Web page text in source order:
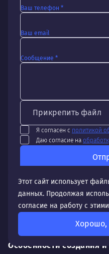
Ваш телефон *
Ваш email
Сообщение *
Прикрепить файл
Я согласен с политикой
Даю согласие на
Особенности создания
Этот сайт использует
данных. Продолжая
согласие на работу с